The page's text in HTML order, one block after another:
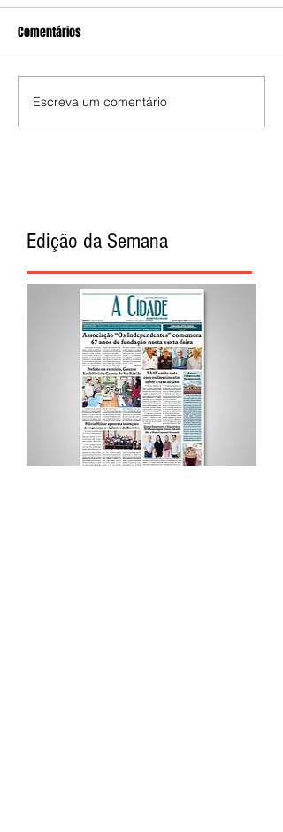
Comentários
Escreva um comentário
Edição da Semana